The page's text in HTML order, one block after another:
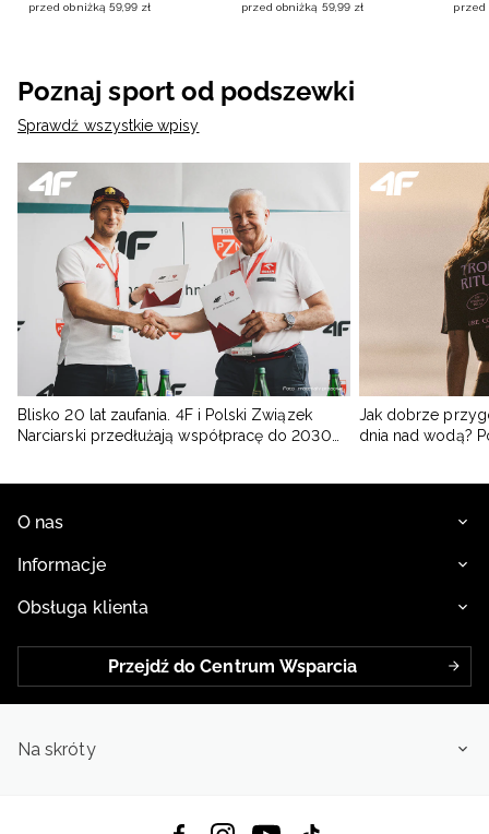
przed obniżką 59,99 zł
przed obniżką 59,99 zł
przed
Poznaj sport od podszewki
Sprawdź wszystkie wpisy
Blisko 20 lat zaufania. 4F i Polski Związek
Narciarski przedłużają współpracę do 2030
Jak dobrze
dnia nad wodą?
O nas
Informacje
Obsługa klienta
Przejdź do Centrum Wsparcia
Na skróty